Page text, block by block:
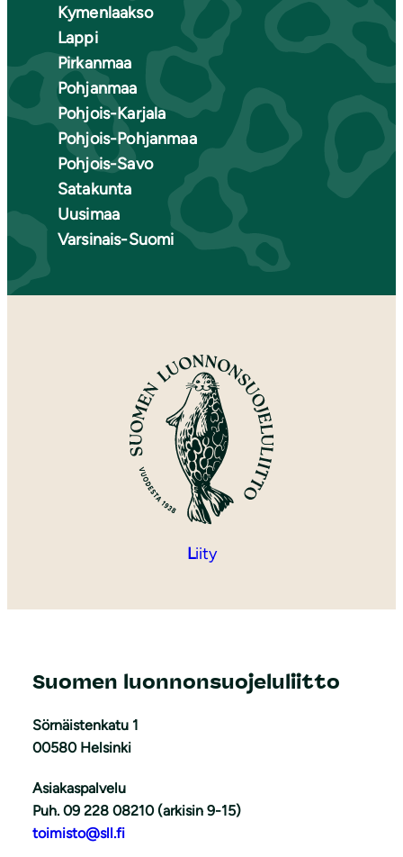
Kymenlaakso
Lappi
Pirkanmaa
Pohjanmaa
Pohjois-Karjala
Pohjois-Pohjanmaa
Pohjois-Savo
Satakunta
Uusimaa
Varsinais-Suomi
Liity
Suomen luonnonsuojeluliitto
Sörnäistenkatu 1
00580 Helsinki
Asiakaspalvelu
Puh. 09 228 08210 (arkisin 9-15)
toimisto@sll.fi